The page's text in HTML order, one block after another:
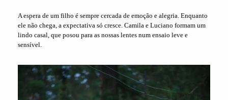
A espera de um filho é sempre cercada de emoção e alegria. Enquanto
ele não chega, a expectativa só cresce. Camila e Luciano formam um
lindo casal, que posou para as nossas lentes num ensaio leve e
sensível.